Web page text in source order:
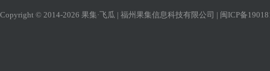
Copyright © 2014-2026 果集·飞瓜 | 福州果集信息科技有限公司 | 闽ICP备